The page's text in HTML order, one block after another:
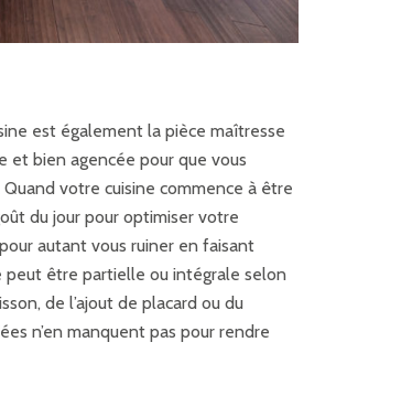
est également la pièce maîtresse
et bien agencée pour que vous
votre cuisine commence à être
du jour pour optimiser votre
autant vous ruiner en faisant
peut être partielle ou intégrale selon
de l’ajout de placard ou du
n’en manquent pas pour rendre